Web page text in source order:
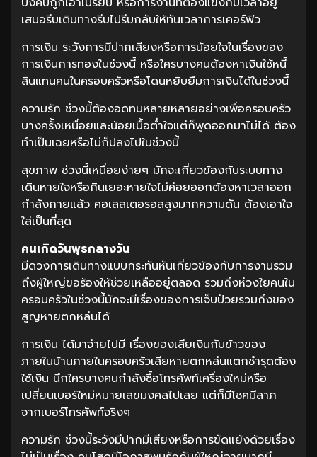
เสมอรีบเดินทางรีบไปรีบกลับให้ทันเวลาการเคอร์ฟิว
การเงิน ระวังการมีปากเสียงหรือการน้อยใจในเรื่องของ
การเงินการทองในช่วงนี้ หรือใครบางคนต้องหาเงินใช้หนี้
สินแทนคนในครอบครัวหรือโดนหยิบยืมการเงินได้ในช่วงนี้
ความรัก ช่วงนี้ต้องอดทนหลายหลายอย่างเพื่อครอบครัว
บางครั้งเหนื่อยและน้อยเนื้อต่ำใจแต่ก็พูดออกมาไม่ได้ ต้อง
ทำเป็นเฉยหรือไม่ก็ปลงไปในช่วงนี้
สุขภาพ ช่วงนี้เหนื่อยง่ายๆ มักจะเกี่ยวข้องกับระบบทาง
เดินหายใจหรือกินเยอะหายใจไม่ค่อยออกต้องหาเวลาออก
กำลังกายแล้ว คอเลสเตอรอลสูงมากความดัน ต้องเอาใจ
ใส่เป็นที่สุด
คนเกิดวันพุธกลางวัน
มีดวงการเดินทางแบบกระทันหันเกี่ยวข้องกับการงานรวม
ถึงผู้ใหญ่ขอร้องให้ช่วยเหลืออยู่ตลอด รวมถึงห่วงใยคนใน
ครอบครัวในช่วงนี้มักจะมีเรื่องของการเจ็บป่วยรวมถึงของ
สูญหายตกหล่นได้
การเงิน ได้มาจ่ายไปมี เรื่องของเสียเงินกับข้าวของ
ภายในบ้านภายในครอบครัวเสียหายตกหล่นแตกชำรุดต้อง
ใช้เงิน นึกใครบางคนกำลังซื้อโทรศัพท์เครื่องใหม่หรือ
เปลี่ยนเบอร์ใหม่หมายเลขมงคลไปเลย แต่ก็มีโชคมีลาภ
จากเบอร์โทรศัพท์จริงๆ
ความรัก ช่วงนี้ระวังมีปากมีเสียงหรือการขัดแย้งด้วยเรื่อง